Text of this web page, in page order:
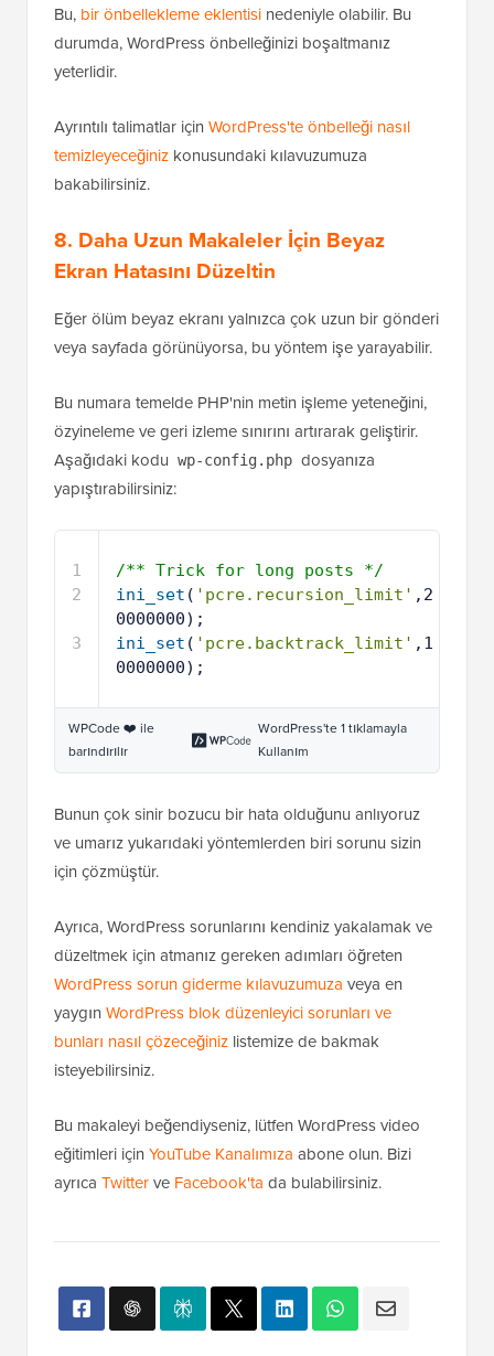
Bu, bir önbellekleme eklentisi nedeniyle olabilir. Bu
durumda, WordPress önbelleğinizi boşaltmanız
yeterlidir.
Ayrıntılı talimatlar için WordPress'te önbelleği nasıl
temizleyeceğiniz konusundaki kılavuzumuza
bakabilirsiniz.
8. Daha Uzun Makaleler İçin Beyaz
Ekran Hatasını Düzeltin
Eğer ölüm beyaz ekranı yalnızca çok uzun bir gönderi
veya sayfada görünüyorsa, bu yöntem işe yarayabilir.
Bu numara temelde PHP'nin metin işleme yeteneğini,
özyineleme ve geri izleme sınırını artırarak geliştirir.
Aşağıdaki kodu wp-config.php dosyanıza
yapıştırabilirsiniz:
1
2
3
/** Trick for long posts */
ini_set ( 'pcre.recursion_limit' ,2
0000000);
ini_set ( 'pcre.backtrack_limit' ,1
0000000);
WPCode ❤️ ile
barındırılır
WordPress'te 1 tıklamayla
Kullanım
Bunun çok sinir bozucu bir hata olduğunu anlıyoruz
ve umarız yukarıdaki yöntemlerden biri sorunu sizin
için çözmüştür.
Ayrıca, WordPress sorunlarını kendiniz yakalamak ve
düzeltmek için atmanız gereken adımları öğreten
WordPress sorun giderme kılavuzumuza veya en
yaygın WordPress blok düzenleyici sorunları ve
bunları nasıl çözeceğiniz listemize de bakmak
isteyebilirsiniz.
Bu makaleyi beğendiyseniz, lütfen WordPress video
eğitimleri için YouTube Kanalımıza abone olun. Bizi
ayrıca Twitterve Facebook'ta da bulabilirsiniz.